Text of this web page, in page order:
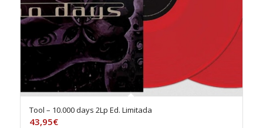
Tool – 10.000 days 2Lp Ed. Limitada
43,95€